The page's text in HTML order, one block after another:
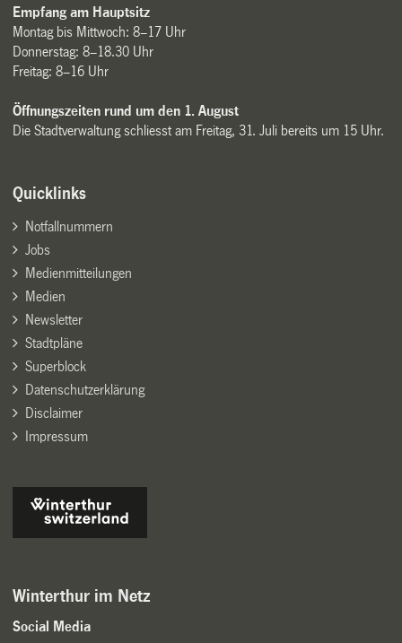
Empfang am Hauptsitz
Montag bis Mittwoch: 8–17 Uhr
Donnerstag: 8–18.30 Uhr
Freitag: 8–16 Uhr
Öffnungszeiten rund um den 1. August
Die Stadtverwaltung schliesst am Freitag, 31. Juli bereits um 15 Uhr.
Quicklinks
Notfallnummern
Jobs
Medienmitteilungen
Medien
Newsletter
Stadtpläne
Superblock
Datenschutzerklärung
Disclaimer
Impressum
Winterthur im Netz
Social Media